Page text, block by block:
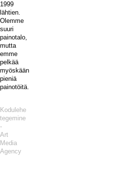
1999
lähtien.
Olemme
suuri
painotalo,
mutta
emme
pelkää
myöskään
pieniä
painotöitä.
Kodulehe
tegemine
-
Art
Media
Agency